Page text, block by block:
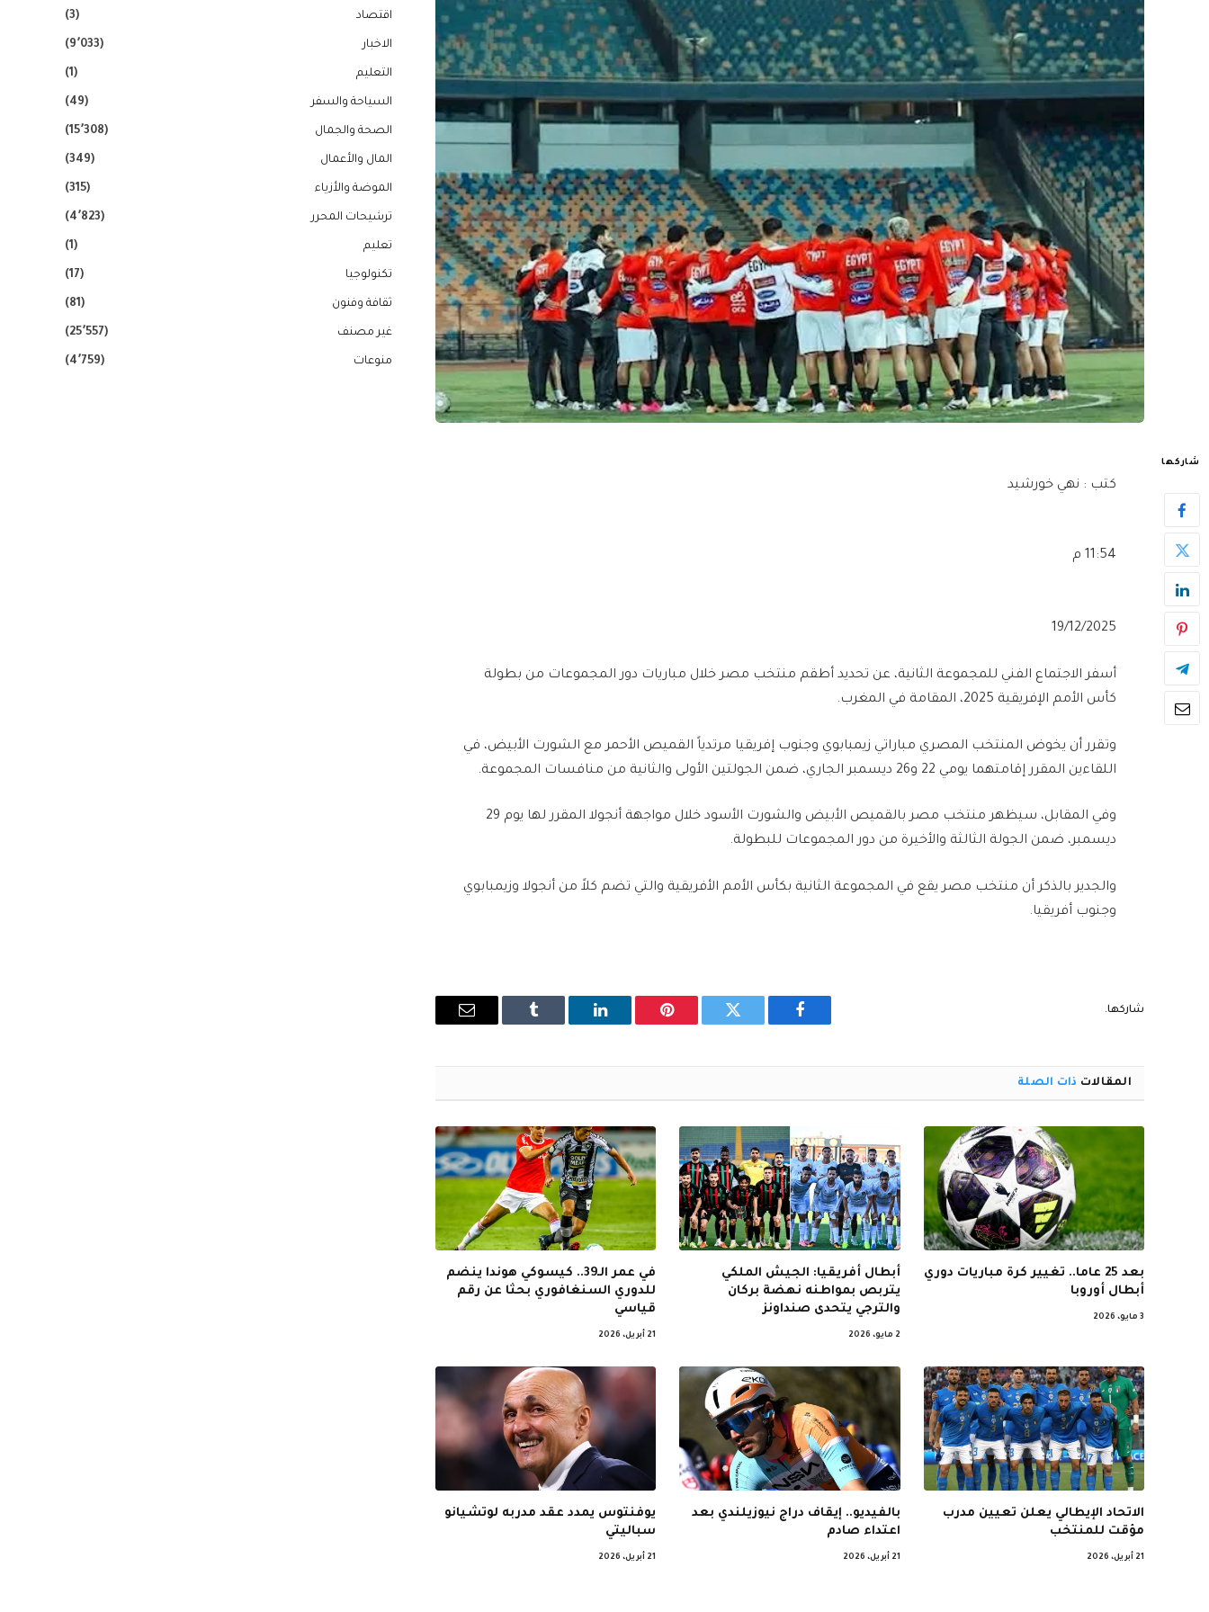
شاركها
كتب : نهي خورشيد
11:54 م
19/12/2025
أسفر الاجتماع الفني للمجموعة الثانية، عن تحديد أطقم منتخب مصر خلال مباريات دور المجموعات من بطولة
كأس الأمم الإفريقية 2025، المقامة في المغرب.
وتقرر أن يخوض المنتخب المصري مباراتي زيمبابوي وجنوب إفريقيا مرتدياً القميص الأحمر مع الشورت الأبيض، في
اللقاءين المقرر إقامتهما يومي 22 و26 ديسمبر الجاري، ضمن الجولتين الأولى والثانية من منافسات المجموعة.
وفي المقابل، سيظهر منتخب مصر بالقميص الأبيض والشورت الأسود خلال مواجهة أنجولا المقرر لها يوم 29
ديسمبر، ضمن الجولة الثالثة والأخيرة من دور المجموعات للبطولة.
والجدير بالذكر أن منتخب مصر يقع في المجموعة الثانية بكأس الأمم الأفريقية والتي تضم كلاً من أنجولا وزيمبابوي
وجنوب أفريقيا.
شاركها.
فيسبوك تويتر بينتيريستلينكدإن Tumblr
البريد
المقالات ذات الصلة
بعد 25 عاما.. تغيير كرة مباريات دوري
أبطال أوروبا
3 مايو، 2026
أبطال أفريقيا: الجيش الملكي
يتربص بمواطنه نهضة بركان
والترجي يتحدى صنداونز
2 مايو، 2026
في عمر الـ39.. كيسوكي هوندا ينضم
للدوري السنغافوري بحثا عن رقم
قياسي
21 أبريل، 2026
الاتحاد الإيطالي يعلن تعيين مدرب
مؤقت للمنتخب
21 أبريل، 2026
بالفيديو.. إيقاف دراج نيوزيلندي بعد
اعتداء صادم
21 أبريل، 2026
يوفنتوس يمدد عقد مدربه لوتشيانو
سباليتي
21 أبريل، 2026
اقتصاد (3)
الاخبار (9٬033)
التعليم (1)
السياحة والسفر (49)
الصحة والجمال (15٬308)
المال والأعمال (349)
الموضة والأزياء (315)
ترشيحات المحرر (4٬823)
تعليم (1)
تكنولوجيا (17)
ثقافة وفنون (81)
غير مصنف (25٬557)
منوعات (4٬759)